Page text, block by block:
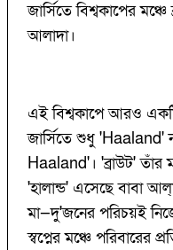
জার্সিতে বিশ্বকাপের
আলাদা।
এই বিশ্বকাপে আরও
জার্সিতে শুধু 'Haaland'
Haaland'। 'ব্রাউট' তাঁর
'হালান্ড' এসেছে বাবা
মা—দু'জনের পরিচয়ই
স্বপ্নের মঞ্চে পরিবারের